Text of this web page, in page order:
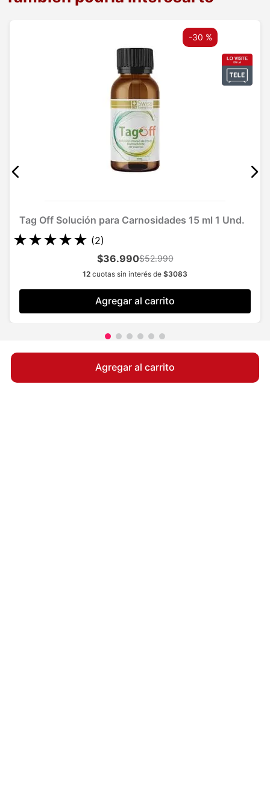
Agregar al carrito
que sinvergüenzas. Deberían ser ilegales y
-30 %
Tag Off Solución para Carnosidades 15 ml 1 Und.
★★★★★ (2)
$36.990$52.990
12 cuotas sin interés de $3083
Agregar al carrito
Suscríbete